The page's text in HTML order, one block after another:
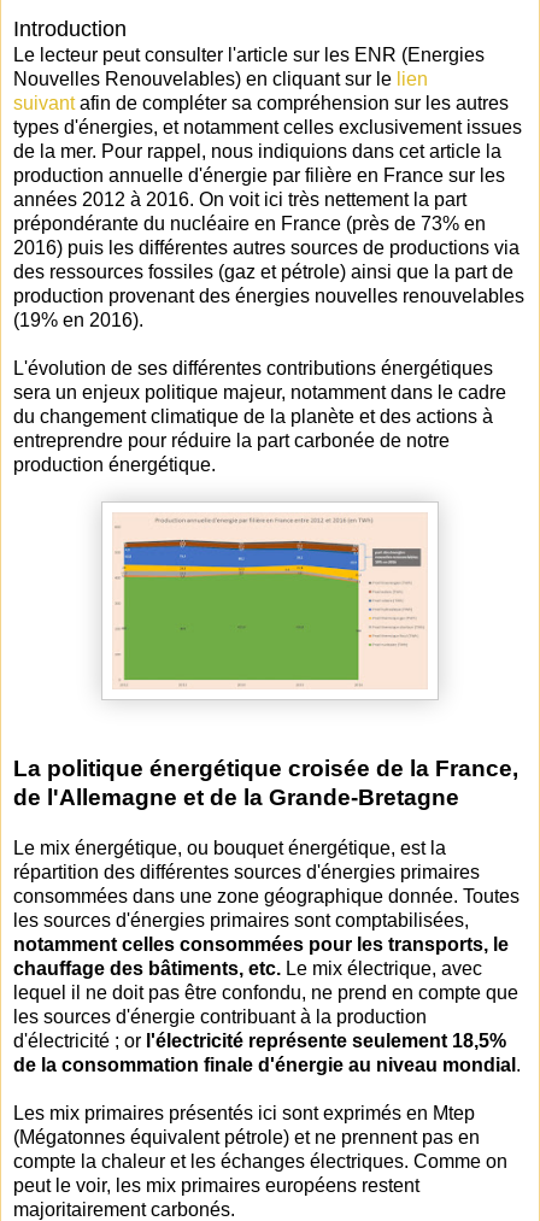
Introduction
Le lecteur peut consulter l'article sur les ENR (Energies
Nouvelles Renouvelables) en cliquant sur le lien
suivantafin de compléter sa compréhension sur les autres
types d'énergies, et notamment celles exclusivement issues
de la mer. Pour rappel, nous indiquions dans cet article la
production annuelle d'énergie par filière en France sur les
années 2012 à 2016. On voit ici très nettement la part
prépondérante du nucléaire en France (près de 73% en
2016) puis les différentes autres sources de productions via
des ressources fossiles (gaz et pétrole) ainsi que la part de
production provenant des énergies nouvelles renouvelables
(19% en 2016).
L'évolution de ses différentes contributions énergétiques
sera un enjeux politique majeur, notamment dans le cadre
du changement climatique de la planète et des actions à
entreprendre pour réduire la part carbonée de notre
production énergétique.
La politique énergétique croisée de la France,
de l'Allemagne et de la Grande-Bretagne
Le mix énergétique, ou bouquet énergétique, est la
répartition des différentes sources d'énergies primaires
consommées dans une zone géographique donnée. Toutes
les sources d'énergies primaires sont comptabilisées,
notamment celles consommées pour les transports, le
chauffage des bâtiments, etc. Le mix électrique, avec
lequel il ne doit pas être confondu, ne prend en compte que
les sources d'énergie contribuant à la production
d'électricité ; or l'électricité représente seulement 18,5%
de la consommation finale d'énergie au niveau mondial .
Les mix primaires présentés ici sont exprimés en Mtep
(Mégatonnes équivalent pétrole) et ne prennent pas en
compte la chaleur et les échanges électriques. Comme on
peut le voir, les mix primaires européens restent
majoritairement carbonés.